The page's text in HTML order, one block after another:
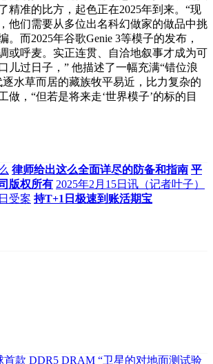
精准的比方，起色正在2025年到来。“现
他们需要从多位出名科幻做家的做品中挑
。而2025年谷歌Genie 3等模子的发布，
或呼麦。实正连贯、自洽地叙事才成为可
儿过日子，” 他描述了一幅充满“错位浪
水草而居的藏族牧平易近，比力复杂的
做，“但若是将来走‘世界模子’的标的目
律师给出这么全面详尽的防备和指南 平
版权所有 2025年2月15日讯（记者叶子）
受案 持T+1日极速到账活期宝
首款 DDR5 DRAM “卫星的对地面测试验